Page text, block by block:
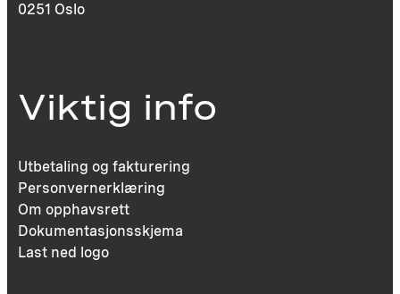
0251 Oslo
Viktig info
Utbetaling og fakturering
Personvernerklæring
Om opphavsrett
Dokumentasjonsskjema
Last ned logo